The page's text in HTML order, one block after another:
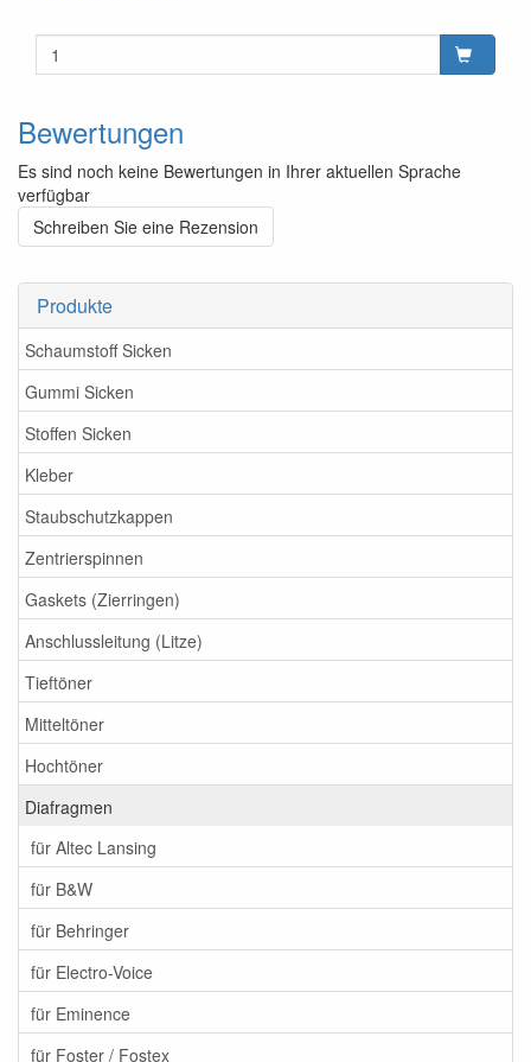
Produkte
Schaumstoff Sicken
Gummi Sicken
Stoffen Sicken
Kleber
Staubschutzkappen
Zentrierspinnen
Gaskets (Zierringen)
Anschlussleitung (Litze)
Tieftöner
Mitteltöner
Hochtöner
Diafragmen
für Altec Lansing
für B&W
für Behringer
für Electro-Voice
für Eminence
für Foster / Fostex
Bewertungen
Es sind noch keine Bewertungen in Ihrer aktuellen Sprache
verfügbar
Schreiben Sie eine Rezension